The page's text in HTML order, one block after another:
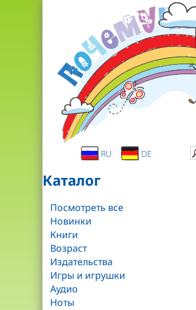
RU DE
Каталог
Посмотреть все
Новинки
Книги
Возраст
Издательства
Игры и игрушки
Аудио
Ноты